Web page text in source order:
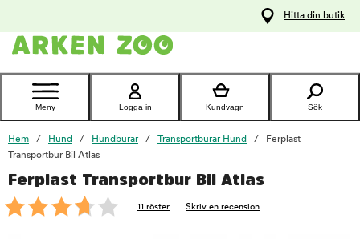
Kontakta
Hitta din butik
Meny Logga in Kundvagn Sök
Hem Hund Hundburar Transportburar Hund
Ferplast
Transportbur Bil Atlas
Ferplast Transportbur Bil Atlas
11 röster Skriv en recension
foo